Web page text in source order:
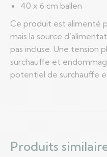
40 x 6 cm ballen
Ce produit est alimenté
mais la source
pas incluse. Une tension
surchauffe et
potentiel de surchauffe
Produits